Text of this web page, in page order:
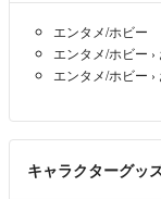
エンタメ/ホビー
エンタメ/ホビー ›
エンタメ/ホビー ›
キャラクターグッ